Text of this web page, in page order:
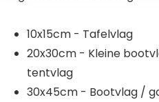
10x15cm - Tafelvlag
20x30cm - Kleine
tentvlag
30x45cm - Bootvlag /